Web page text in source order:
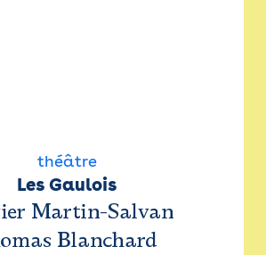
théâtre
Les Gaulois
Martin-Salvan
Blanchard